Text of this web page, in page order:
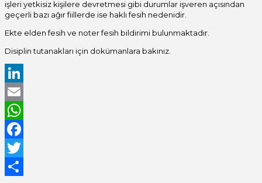
işleri yetkisiz kişilere devretmesi gibi durumlar işveren açısından
geçerli bazı ağır fiillerde ise haklı fesih nedenidir.
Ekte elden fesih ve noter fesih bildirimi bulunmaktadır.
Disiplin tutanakları için dokümanlara bakınız.
LinkedIn
Email
WhatsApp
Facebook
Twitter